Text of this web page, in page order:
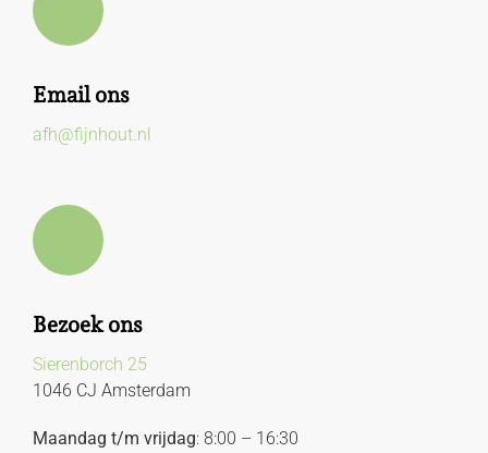
Email ons
afh@fijnhout.nl
Bezoek ons
Sierenborch 25
1046 CJ Amsterdam
Maandag t/m vrijdag: 8:00 – 16:30